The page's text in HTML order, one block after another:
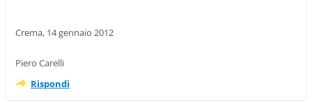
Crema, 14 gennaio 2012
Piero Carelli
Rispondi